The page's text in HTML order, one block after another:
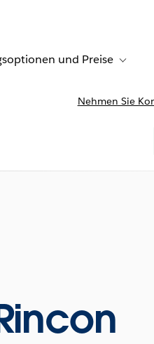
Weitere Informationen
und Preise Toggle
Nehmen Sie